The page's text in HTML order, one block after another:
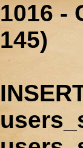
1016 -
145)